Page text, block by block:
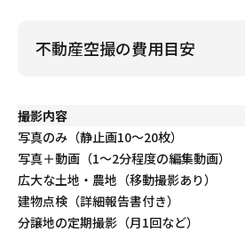
不動産空撮の費用目安
撮影内容
写真のみ（静止画10〜20枚）
写真＋動画（1〜2分程度の編集動画）
広大な土地・農地（移動撮影あり）
建物点検（詳細報告書付き）
分譲地の定期撮影（月1回など）